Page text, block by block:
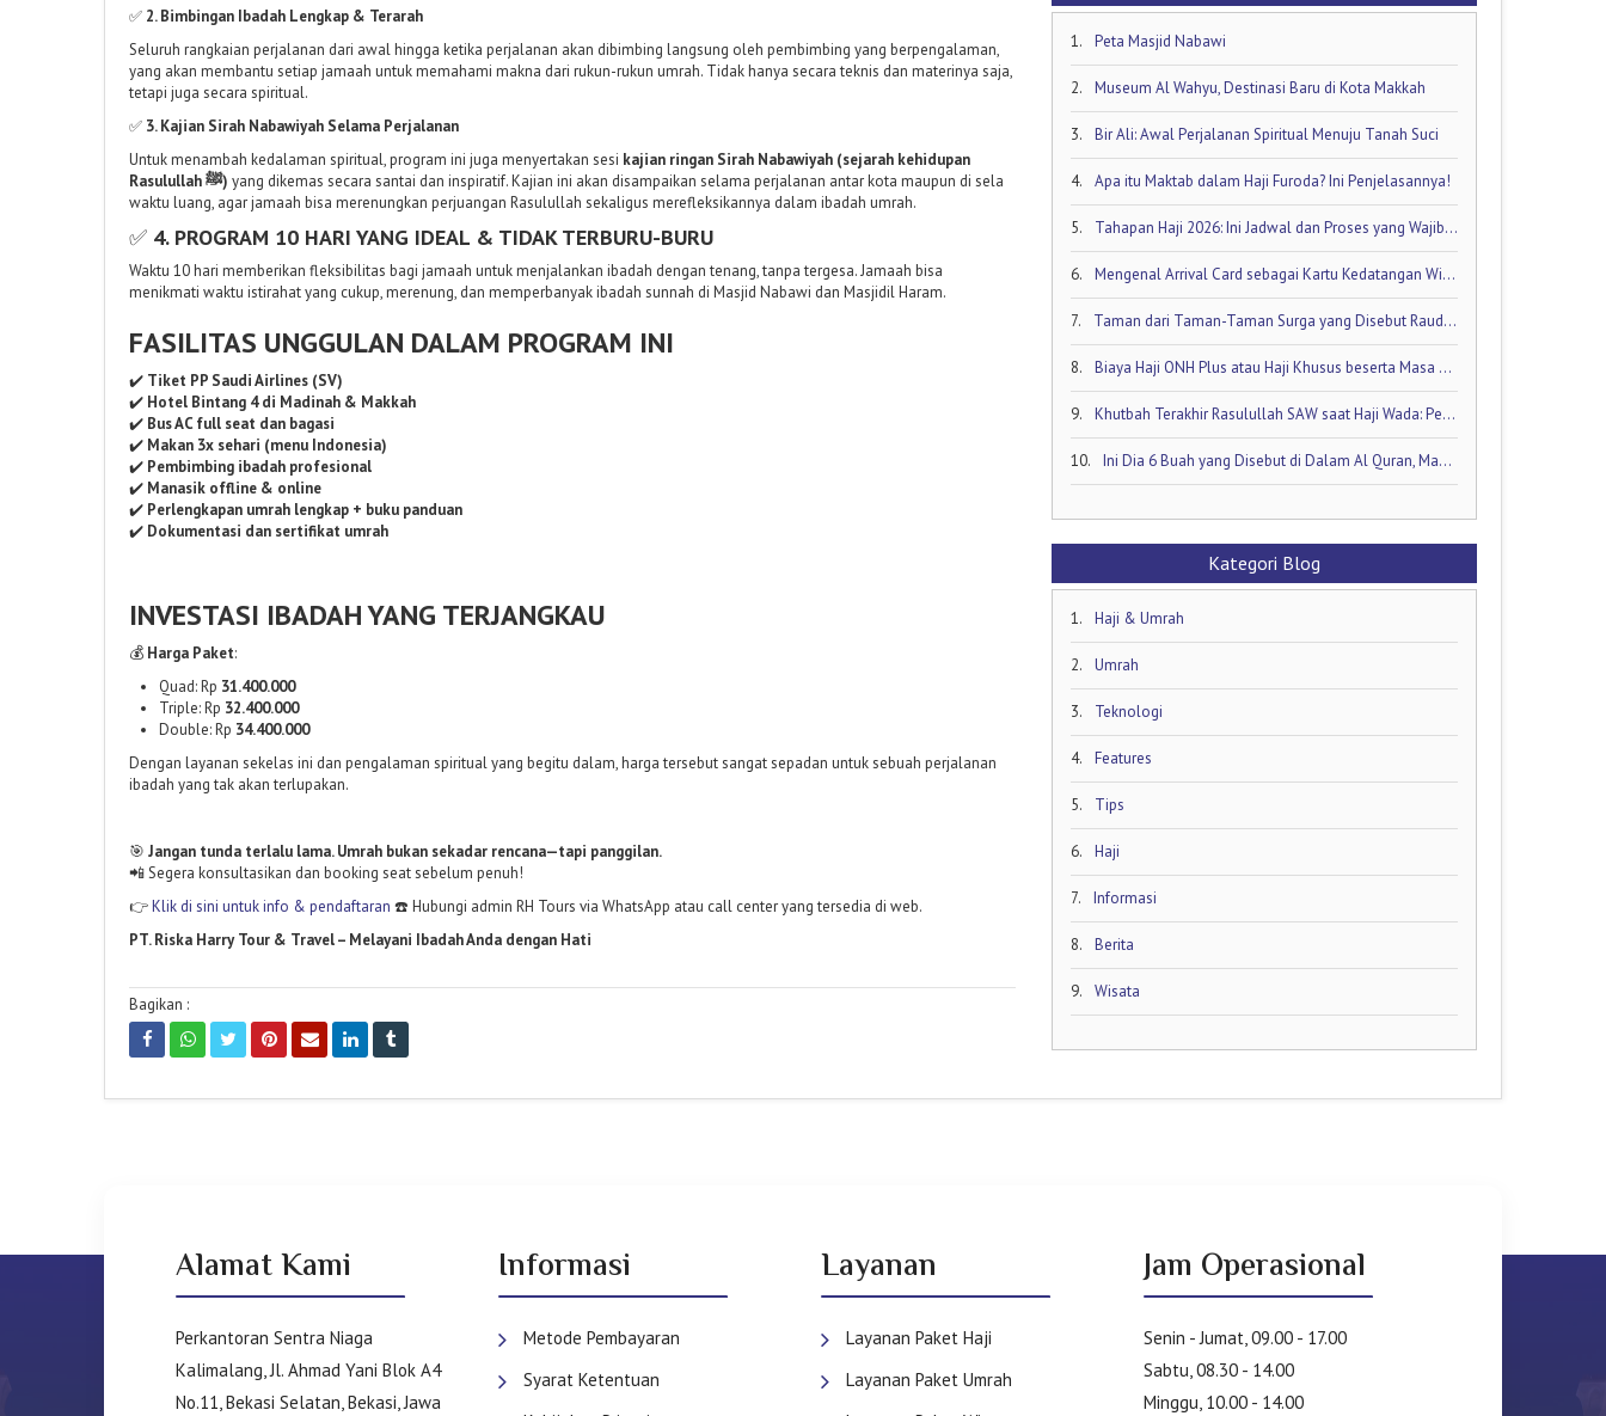
✅ 2. Bimbingan Ibadah Lengkap & Terarah
Seluruh rangkaian perjalanan dari awal hingga ketika perjalanan akan dibimbing langsung oleh pembimbing yang berpengalaman,
yang akan membantu setiap jamaah untuk memahami makna dari rukun-rukun umrah. Tidak hanya secara teknis dan materinya saja,
tetapi juga secara spiritual.
✅ 3. Kajian Sirah Nabawiyah Selama Perjalanan
Untuk menambah kedalaman spiritual, program ini juga menyertakan sesi kajian ringan Sirah Nabawiyah (sejarah kehidupan
Rasulullah ﷺ) yang dikemas secara santai dan inspiratif. Kajian ini akan disampaikan selama perjalanan antar kota maupun di sela
waktu luang, agar jamaah bisa merenungkan perjuangan Rasulullah sekaligus merefleksikannya dalam ibadah umrah.
✅ 4. PROGRAM 10 HARI YANG IDEAL & TIDAK TERBURU-BURU
Waktu 10 hari memberikan fleksibilitas bagi jamaah untuk menjalankan ibadah dengan tenang, tanpa tergesa. Jamaah bisa
menikmati waktu istirahat yang cukup, merenung, dan memperbanyak ibadah sunnah di Masjid Nabawi dan Masjidil Haram.
FASILITAS UNGGULAN DALAM PROGRAM INI
✔️ Tiket PP Saudi Airlines (SV)
✔️ Hotel Bintang 4 di Madinah & Makkah
✔️ Bus AC full seat dan bagasi
✔️ Makan 3x sehari (menu Indonesia)
✔️ Pembimbing ibadah profesional
✔️ Manasik offline & online
✔️ Perlengkapan umrah lengkap + buku panduan
✔️ Dokumentasi dan sertifikat umrah
INVESTASI IBADAH YANG TERJANGKAU
💰 Harga Paket:
Quad: Rp 31.400.000
Triple: Rp 32.400.000
Double: Rp 34.400.000
Dengan layanan sekelas ini dan pengalaman spiritual yang begitu dalam, harga tersebut sangat sepadan untuk sebuah perjalanan
ibadah yang tak akan terlupakan.
🎯 Jangan tunda terlalu lama. Umrah bukan sekadar rencana—tapi panggilan.
📲 Segera konsultasikan dan booking seat sebelum penuh!
👉Klik di sini untuk info & pendaftaran ☎️ Hubungi admin RH Tours via WhatsApp atau call center yang tersedia di web.
PT. Riska Harry Tour & Travel – Melayani Ibadah Anda dengan Hati
Bagikan :
1. Peta Masjid Nabawi
2. Museum Al Wahyu, Destinasi Baru di Kota Makkah
3. Bir Ali: Awal Perjalanan Spiritual Menuju Tanah Suci
4. Apa itu Maktab dalam Haji Furoda? Ini Penjelasannya!
5. Tahapan Haji 2026: Ini Jadwal dan Proses yang Wajib Diketahui oleh Calon Jamaah Haji
6. Mengenal Arrival Card sebagai Kartu Kedatangan Wisatawan!
7. Taman dari Taman-Taman Surga yang Disebut Raudhatul Jannah
8. Biaya Haji ONH Plus atau Haji Khusus beserta Masa Tunggunya: Ini Rinciannya!
9. Khutbah Terakhir Rasulullah SAW saat Haji Wada: Pesan Abadi untuk Umat Islam
10. Ini Dia 6 Buah yang Disebut di Dalam Al Quran, Mana yang Favorit Anda?
Kategori Blog
1. Haji & Umrah
2. Umrah
3. Teknologi
4. Features
5. Tips
6. Haji
7. Informasi
8. Berita
9. Wisata
Alamat Kami
Perkantoran Sentra Niaga
Kalimalang, Jl. Ahmad Yani Blok A4
No.11, Bekasi Selatan, Bekasi, Jawa
Informasi
Metode Pembayaran
Syarat Ketentuan
Layanan
Layanan Paket Haji
Layanan Paket Umrah
Jam Operasional
Senin - Jumat, 09.00 - 17.00
Sabtu, 08.30 - 14.00
Minggu, 10.00 - 14.00